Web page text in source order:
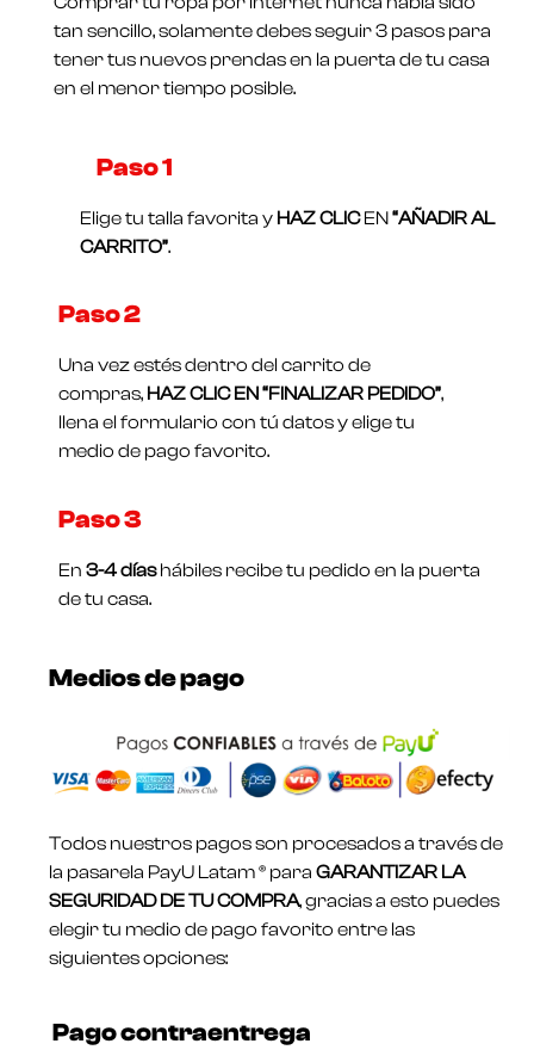
de
5
tan sencillo, solamente debes seguir 3 pasos para
tener tus nuevos prendas en la puerta de tu casa
en el menor tiempo posible.
Paso 1​
Elige tu talla favorita y HAZ CLICEN“AÑADIR AL
CARRITO”.
Paso 2
Una vez estés dentro del carrito de
compras, HAZ CLIC EN “FINALIZAR PEDIDO”,
llena el formulario con tú datos y elige tu
medio de pago favorito.
Paso 3
En3-4 díashábiles recibe tu pedido en la puerta
de tu casa.
Medios de pago
Todos nuestros pagos son procesados a través de
la pasarela PayU Latam ® para GARANTIZAR LA
SEGURIDAD DE TU COMPRA, gracias a esto puedes
elegir tu medio de pago favorito entre las
siguientes opciones:
Pago contraentrega